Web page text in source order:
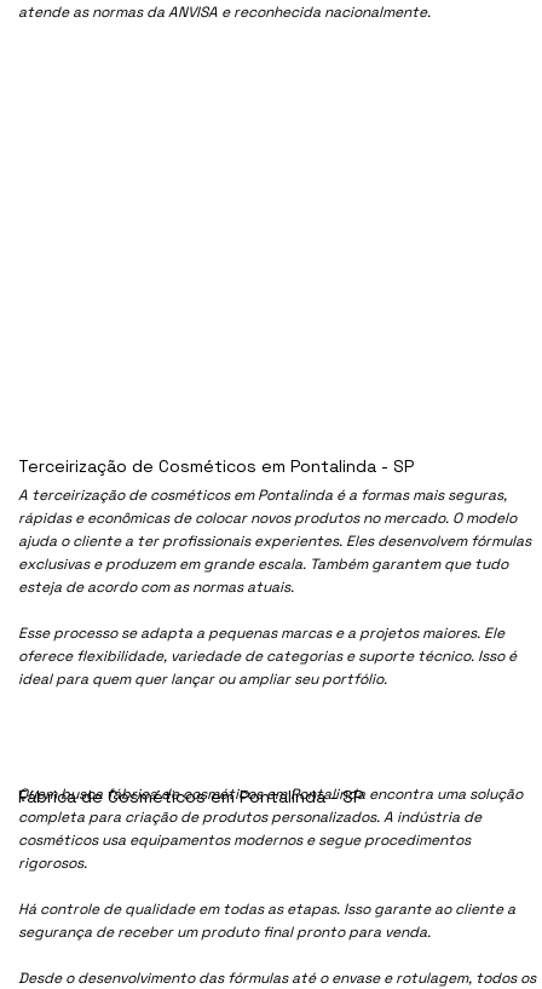
atende as normas da ANVISA e reconhecida nacionalmente.
A terceirização de cosméticos em Pontalinda é a formas mais seguras,
rápidas e econômicas de colocar novos produtos no mercado. O modelo
ajuda o cliente a ter profissionais experientes. Eles desenvolvem fórmulas
exclusivas e produzem em grande escala. Também garantem que tudo
esteja de acordo com as normas atuais.
Esse processo se adapta a pequenas marcas e a projetos maiores. Ele
oferece flexibilidade, variedade de categorias e suporte técnico. Isso é
ideal para quem quer lançar ou ampliar seu portfólio.
Quem busca fábrica de cosméticos em Pontalinda encontra uma solução
completa para criação de produtos personalizados. A indústria de
cosméticos usa equipamentos modernos e segue procedimentos
rigorosos.
Há controle de qualidade em todas as etapas. Isso garante ao cliente a
segurança de receber um produto final pronto para venda.
Desde o desenvolvimento das fórmulas até o envase e rotulagem, todos os
Fábrica de Cosméticos em Pontalinda - SP
Terceirização de Cosméticos em Pontalinda - SP